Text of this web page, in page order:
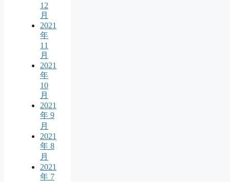
12
月
2021
年
11
月
2021
年
10
月
2021
年 9
月
2021
年 8
月
2021
年 7